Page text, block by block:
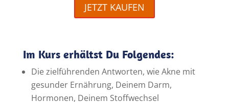
JETZT KAUFEN
Im Kurs erhältst Du Folgendes:
Die zielführenden Antworten, wie Akne mit
gesunder Ernährung, Deinem Darm,
Hormonen, Deinem Stoffwechsel